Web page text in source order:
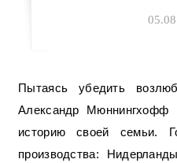
Пытаясь убедить возлюбленную остаться с ним,
Александр Мюннингхофф
историю своей семьи.
производства: